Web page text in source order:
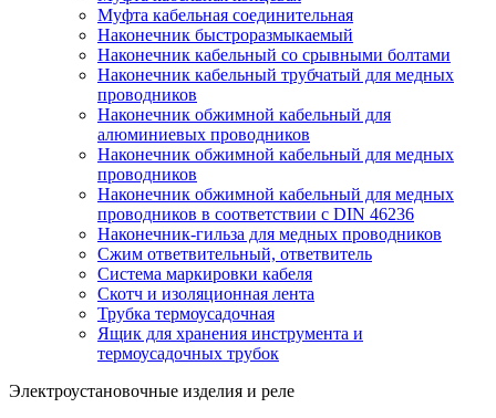
Муфта кабельная соединительная
Наконечник быстроразмыкаемый
Наконечник кабельный со срывными болтами
Наконечник кабельный трубчатый для медных
проводников
Наконечник обжимной кабельный для
алюминиевых проводников
Наконечник обжимной кабельный для медных
проводников
Наконечник обжимной кабельный для медных
проводников в соответствии с DIN 46236
Наконечник-гильза для медных проводников
Сжим ответвительный, ответвитель
Система маркировки кабеля
Скотч и изоляционная лента
Трубка термоусадочная
Ящик для хранения инструмента и
термоусадочных трубок
Электроустановочные изделия и реле